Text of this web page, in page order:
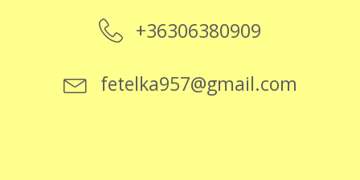
+36306380909
fetelka957@gmail.com